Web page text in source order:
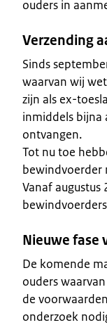
ouders in
Verzending
Sinds
waarvan wij
zijn als ex-
inmiddels bijna
ontvangen.
Tot nu toe
bewindvoerder
Vanaf
Nieuwe fase
De komende
ouders
de
onderzoek